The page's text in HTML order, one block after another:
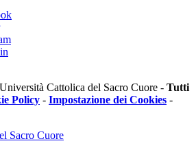
Cattolica del Sacro Cuore - Tutti
Policy - Impostazione dei Cookies -